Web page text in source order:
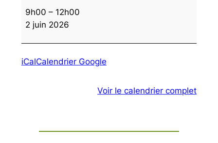
9h00 – 12h00
2 juin 2026
iCalCalendrier Google
Voir le calendrier complet